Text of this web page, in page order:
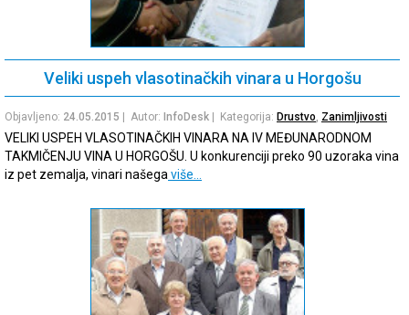
Veliki uspeh vlasotinačkih vinara u Horgošu
Objavljeno: 24.05.2015 | Autor: InfoDesk | Kategorija: Drustvo Zanimljivosti
VELIKI USPEH VLASOTINAČKIH VINARA NA IV MEĐUNARODNOM
TAKMIČENJU VINA U HORGOŠU. U konkurenciji preko 90 uzoraka vina
iz pet zemalja, vinari našega više…